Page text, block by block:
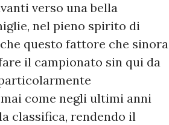
verso una bella
nel pieno spirito di
questo fattore che sinora
il campionato sin qui da
come negli ultimi anni
classifica, rendendo il